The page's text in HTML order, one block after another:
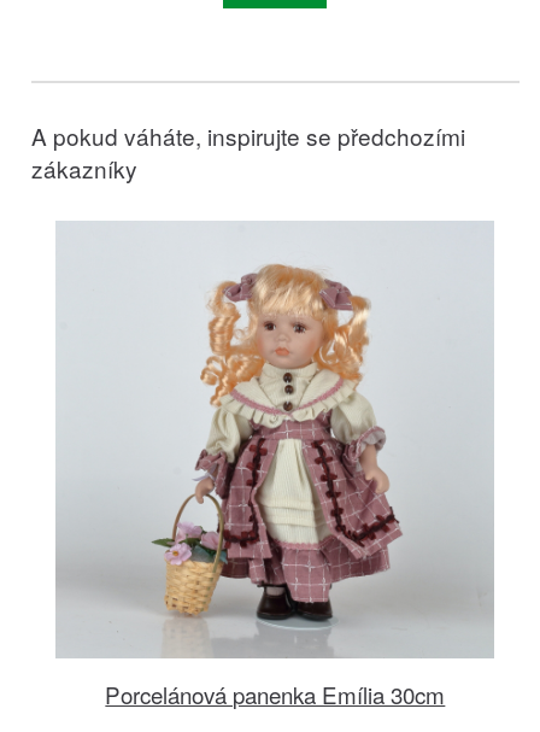
A pokud váháte, inspirujte se předchozími
zákazníky
Porcelánová panenka Emília 30cm